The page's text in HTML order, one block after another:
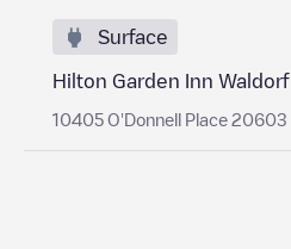
Surface
Hilton Garden Inn Waldorf
10405 O'Donnell Place 20603